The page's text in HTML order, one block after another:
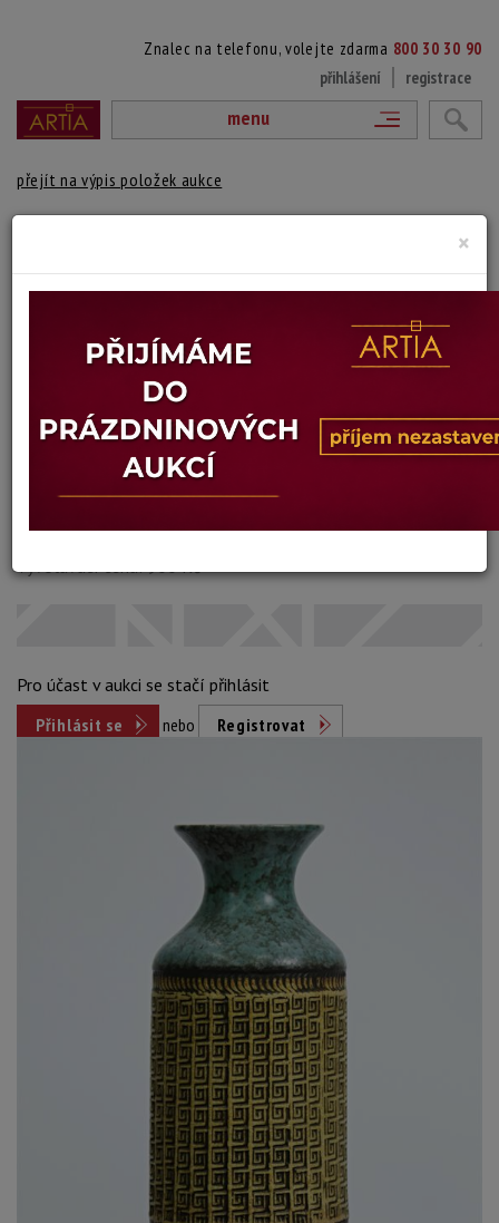
Znalec na telefonu, volejte zdarma 800 30 30 90
přihlášení
registrace
menu
přejít na výpis položek aukce
10.06.2026 20:00 SELČ
Dosažená cena:neprodáno
Vyvolávací cena: 900 Kč
Pro účast v aukci se stačí přihlásit
Přihlásit se
nebo Registrovat
×